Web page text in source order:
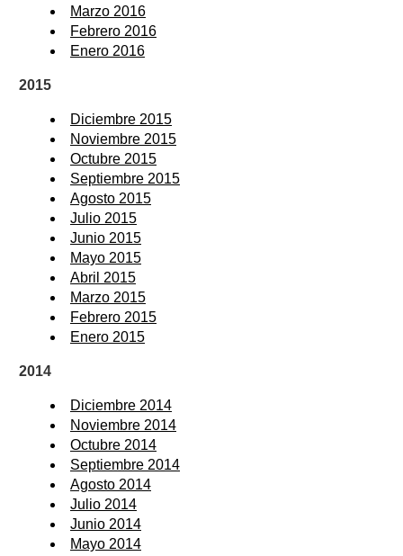
Marzo 2016
Febrero 2016
Enero 2016
2015
Diciembre 2015
Noviembre 2015
Octubre 2015
Septiembre 2015
Agosto 2015
Julio 2015
Junio 2015
Mayo 2015
Abril 2015
Marzo 2015
Febrero 2015
Enero 2015
2014
Diciembre 2014
Noviembre 2014
Octubre 2014
Septiembre 2014
Agosto 2014
Julio 2014
Junio 2014
Mayo 2014